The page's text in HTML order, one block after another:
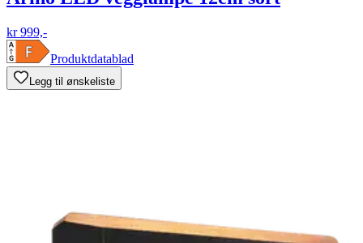
kr 999,-
Produktdatablad
Legg til ønskeliste